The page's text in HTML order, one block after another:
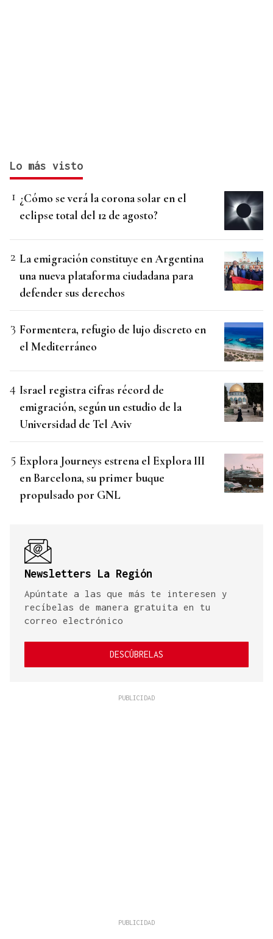
Lo más visto
¿Cómo se verá la corona solar en el
eclipse total del 12 de agosto?
La emigración constituye en Argentina
una nueva plataforma ciudadana para
defender sus derechos
Formentera, refugio de lujo discreto en
el Mediterráneo
Israel registra cifras récord de
emigración, según un estudio de la
Universidad de Tel Aviv
Explora Journeys estrena el Explora III
en Barcelona, su primer buque
propulsado por GNL
Newsletters La Región
Apúntate a las que más te interesen y
recíbelas de manera gratuita en tu
correo electrónico
DESCÚBRELAS